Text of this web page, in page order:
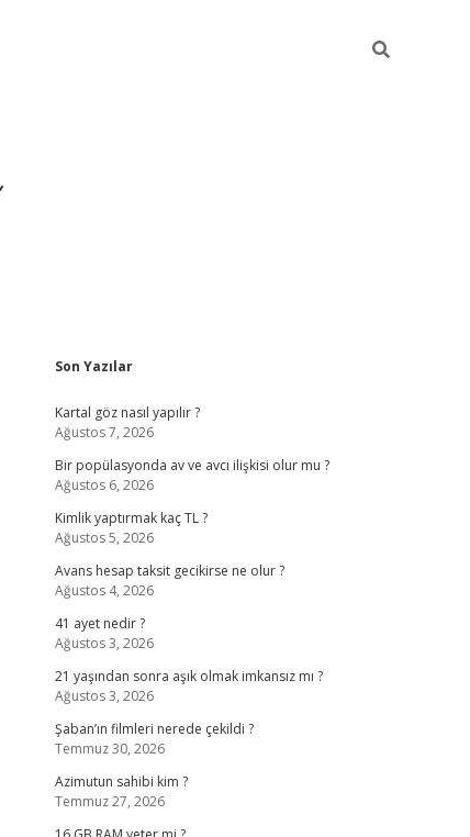
Sidebar
Son Yazılar
Kartal göz nasıl yapılır ?
Ağustos 7, 2026
Bir popülasyonda av ve avcı ilişkisi olur mu ?
Ağustos 6, 2026
Kimlik yaptırmak kaç TL ?
Ağustos 5, 2026
Avans hesap taksit gecikirse ne olur ?
Ağustos 4, 2026
41 ayet nedir ?
Ağustos 3, 2026
21 yaşından sonra aşık olmak imkansız mı ?
Ağustos 3, 2026
Şaban’ın filmleri nerede çekildi ?
Temmuz 30, 2026
Azimutun sahibi kim ?
Temmuz 27, 2026